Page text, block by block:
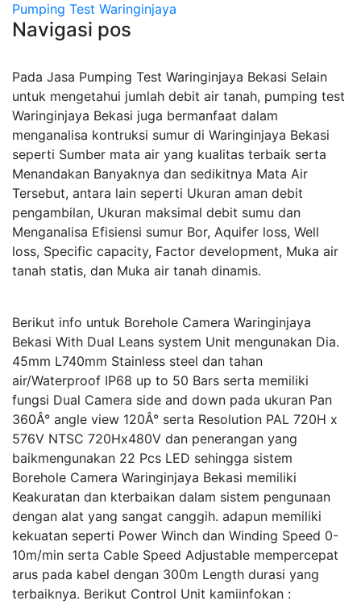
Pumping Test Waringinjaya
Navigasi pos
Pada Jasa Pumping Test Waringinjaya Bekasi Selain
untuk mengetahui jumlah debit air tanah, pumping test
Waringinjaya Bekasi juga bermanfaat dalam
menganalisa kontruksi sumur di Waringinjaya Bekasi
seperti Sumber mata air yang kualitas terbaik serta
Menandakan Banyaknya dan sedikitnya Mata Air
Tersebut, antara lain seperti Ukuran aman debit
pengambilan, Ukuran maksimal debit sumu dan
Menganalisa Efisiensi sumur Bor, Aquifer loss, Well
loss, Specific capacity, Factor development, Muka air
tanah statis, dan Muka air tanah dinamis.
Berikut info untuk Borehole Camera Waringinjaya
Bekasi With Dual Leans system Unit mengunakan Dia.
45mm L740mm Stainless steel dan tahan
air/Waterproof IP68 up to 50 Bars serta memiliki
fungsi Dual Camera side and down pada ukuran Pan
360Â° angle view 120Â° serta Resolution PAL 720H x
576V NTSC 720Hx480V dan penerangan yang
baikmengunakan 22 Pcs LED sehingga sistem
Borehole Camera Waringinjaya Bekasi memiliki
Keakuratan dan kterbaikan dalam sistem pengunaan
dengan alat yang sangat canggih. adapun memiliki
kekuatan seperti Power Winch dan Winding Speed 0-
10m/min serta Cable Speed Adjustable mempercepat
arus pada kabel dengan 300m Length durasi yang
terbaiknya. Berikut Control Unit kamiinfokan :